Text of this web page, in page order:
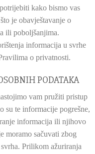
kako bismo vas
je obavještavanje o
ili poboljšanjima.
informacija u svrhe
o privatnosti.
PODATAKA
vam pružiti pristup
su te informacije pogrešne,
informacija ili njihovo
moramo sačuvati zbog
Prilikom ažuriranja